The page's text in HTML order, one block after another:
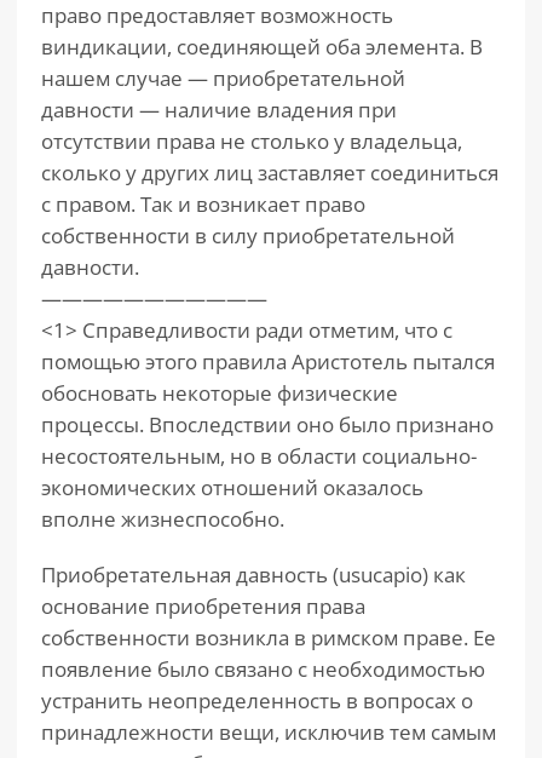
право предоставляет возможность
виндикации, соединяющей оба элемента. В
нашем случае — приобретательной
давности — наличие владения при
отсутствии права не столько у владельца,
сколько у других лиц заставляет соединиться
с правом. Так и возникает право
собственности в силу приобретательной
давности.
———————————
<1> Справедливости ради отметим, что с
помощью этого правила Аристотель пытался
обосновать некоторые физические
процессы. Впоследствии оно было признано
несостоятельным, но в области социально-
экономических отношений оказалось
вполне жизнеспособно.
Приобретательная давность (usucapio) как
основание приобретения права
собственности возникла в римском праве. Ее
появление было связано с необходимостью
устранить неопределенность в вопросах о
принадлежности вещи, исключив тем самым